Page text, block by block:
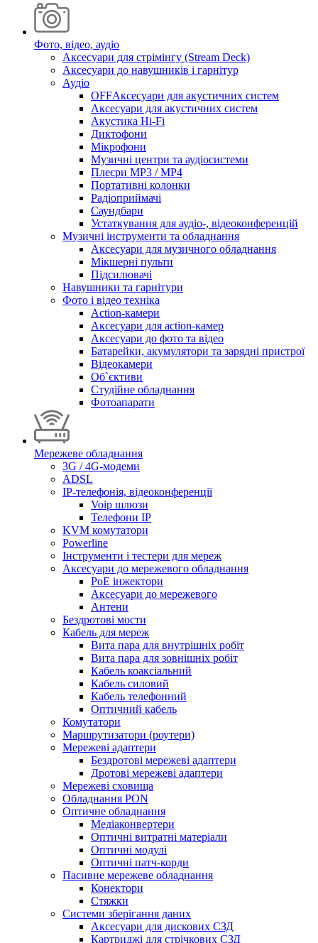
Фото, відео, аудіо
Аксесуари для стрімінгу (Stream Deck)
Аксесуари до навушників і гарнітур
Аудіо
OFFАксесуари для акустичних систем
Аксесуари для акустичних систем
Акустика Hi-Fi
Диктофони
Мікрофони
Музичні центри та аудіосистеми
Плеєри MP3 / MP4
Портативні колонки
Радіоприймачі
Саундбари
Устаткування для аудіо-, відеоконференцій
Музичні інструменти та обладнання
Аксесуари для музичного обладнання
Мікшерні пульти
Підсилювачі
Навушники та гарнітури
Фото і відео техніка
Action-камери
Аксесуари для action-камер
Аксесуари до фото та відео
Батарейки, акумулятори та зарядні пристрої
Відеокамери
Об`єктиви
Студійне обладнання
Фотоапарати
Мережеве обладнання
3G / 4G-модеми
ADSL
IP-телефонія, відеоконференції
Voip шлюзи
Телефони IP
KVM комутатори
Powerline
Інструменти і тестери для мереж
Аксесуари до мережевого обладнання
PoE інжектори
Аксесуари до мережевого
Антени
Бездротові мости
Кабель для мереж
Вита пара для внутрішніх робіт
Вита пара для зовнішніх робіт
Кабель коаксіальний
Кабель силовий
Кабель телефонний
Оптичний кабель
Комутатори
Маршрутизатори (роутери)
Мережеві адаптери
Бездротові мережеві адаптери
Дротові мережеві адаптери
Мережеві сховища
Обладнання PON
Оптичне обладнання
Медіаконвертери
Оптичні витратні матеріали
Оптичні модулі
Оптичні патч-корди
Пасивне мережеве обладнання
Конектори
Стяжки
Системи зберігання даних
Аксесуари для дискових СЗД
Картриджі для стрічкових СЗД